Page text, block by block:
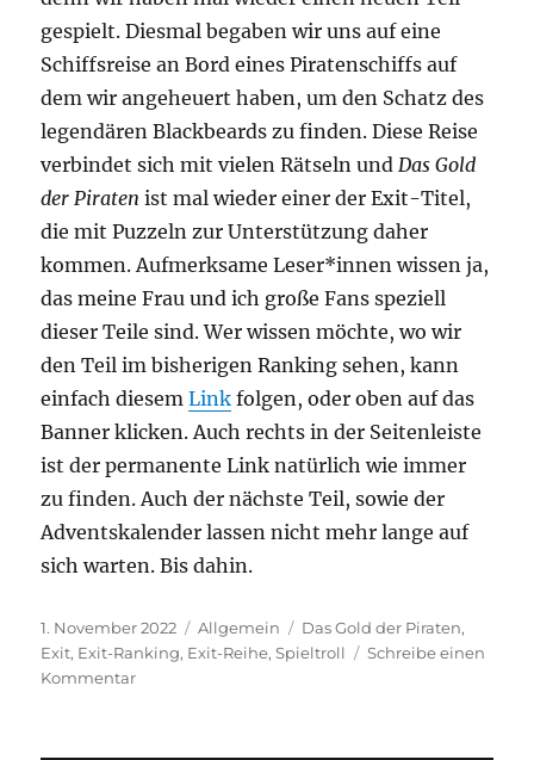
gespielt. Diesmal begaben wir uns auf eine
Schiffsreise an Bord eines Piratenschiffs auf
dem wir angeheuert haben, um den Schatz des
legendären Blackbeards zu finden. Diese Reise
verbindet sich mit vielen Rätseln und Das Gold
der Piraten ist mal wieder einer der Exit-Titel,
die mit Puzzeln zur Unterstützung daher
kommen. Aufmerksame Leser*innen wissen ja,
das meine Frau und ich große Fans speziell
dieser Teile sind. Wer wissen möchte, wo wir
den Teil im bisherigen Ranking sehen, kann
einfach diesemLink folgen, oder oben auf das
Banner klicken. Auch rechts in der Seitenleiste
ist der permanente Link natürlich wie immer
zu finden. Auch der nächste Teil, sowie der
Adventskalender lassen nicht mehr lange auf
sich warten. Bis dahin.
Veröffentlicht
am
1. November 2022 Kategorien
Allgemein Schlagwörter
Das Gold der Piraten,
Exit, Exit-Ranking, Exit-Reihe,Spieltroll
Schreibe einen
Kommentarzu